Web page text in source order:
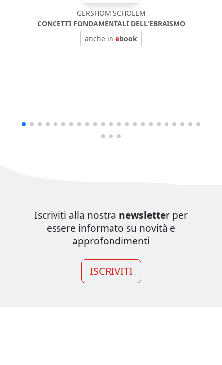
GERSHOM SCHOLEM
CONCETTI FONDAMENTALI DELL'EBRAISMO
anche in ebook
Iscriviti alla nostra newsletter per
essere informato su novità e
approfondimenti
ISCRIVITI